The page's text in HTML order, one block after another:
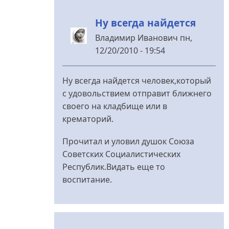
Ну всегда найдется
Владимир Иванович пн,
12/20/2010 - 19:54
У
відповідь
до
Ближайший
нас
крематорий
від
nydles
Ну всегда найдется человек,который
с удовольствием отправит ближнего
своего на кладбище или в
крематорий.
Прочитал и уловил душок Союза
Советских Социалистических
Республик.Видать еще то
воспитание.